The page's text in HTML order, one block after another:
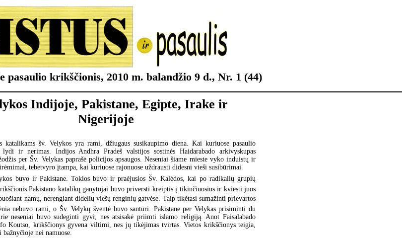
pasaulio krikščionis, 2010 m. balandžio 9 d., Nr. 1 (44)
Indijoje, Pakistane, Egipte, Irake ir
Nigerijoje
katalikams šv. Velykos yra rami, džiugaus susikaupimo diena. Kai kuriuose pasaulio
lydi ir nerimas. Indijos Andhra Pradeš valstijos sostinės Haidarabado arkivyskupas
per Šv. Velykas paprašė policijos apsaugos. Neseniai šiame mieste vyko induistų ir
tebetvyro įtampa, kai kuriuose rajonuose uždrausti didesni vieši susibūrimai.
buvo ir Pakistane. Tokios buvo ir praėjusios Šv. Kalėdos, kai po radikalių grupių
Pakistano katalikų ganytojai buvo priversti kreiptis į tikinčiuosius ir kviesti juos
namų, nerengiant didelių viešų renginių gatvėse. Taip tikėtasi sumažinti prievartos
nebuvo rami, o Šv. Velykų šventė buvo santūri. Pakistane per Velykas prisiminti du
neseniai buvo sudeginti gyvi, nes atsisakė priimti islamo religiją. Anot Faisalabado
Koutso, krikščionys gyvena viltimi, nes jų tikėjimas tvirtas. Vietos krikščionys teigia,
nei namuose.